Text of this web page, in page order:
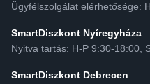
Ügyfélszolgálat elérhetősége:
SmartDiszkont Nyíregyháza
Nyitva tartás: H-P 9:30-18:00,
SmartDiszkont Debrecen